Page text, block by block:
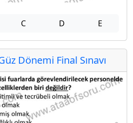
C D E
Dönemi Final Sınavı